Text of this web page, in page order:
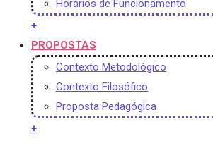
Horários de Funcionamento
+
PROPOSTAS
Contexto Metodológico
Contexto Filosófico
Proposta Pedagógica
+